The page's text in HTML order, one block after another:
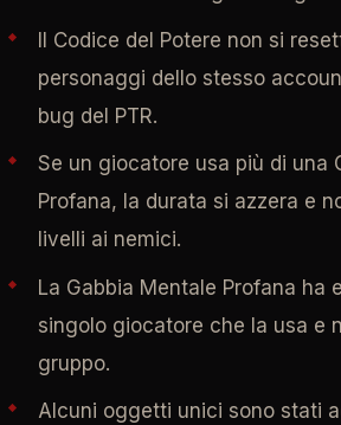
Il Codice del Potere non si
personaggi dello stesso
bug del PTR.
Se un giocatore usa più di una
Profana, la durata si azzera e
livelli ai nemici.
La Gabbia Mentale Profana ha
singolo giocatore che la usa e
gruppo.
Alcuni oggetti unici sono stati